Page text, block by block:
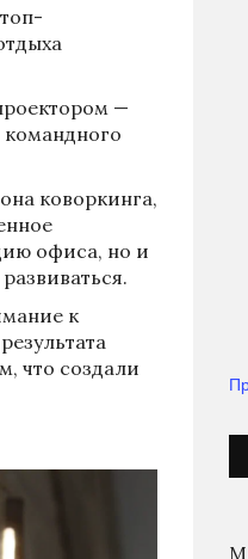
—
командного
коворкинга,
офиса, но и
к
что создали